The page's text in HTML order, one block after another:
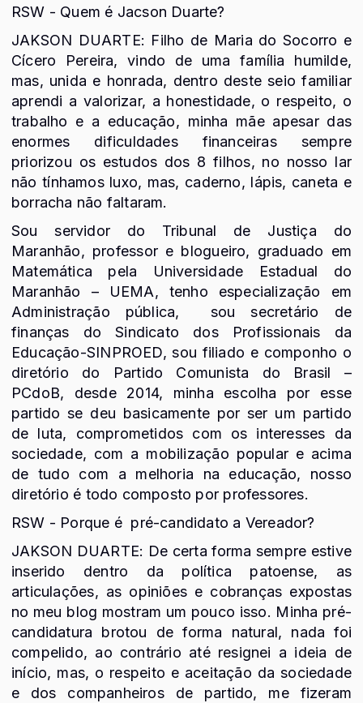
RSW - Quem é Jacson Duarte?
JAKSON DUARTE: Filho de Maria do Socorro e
Cícero Pereira, vindo de uma família humilde,
mas, unida e honrada, dentro deste seio familiar
aprendi a valorizar, a honestidade, o respeito, o
trabalho e a educação, minha mãe apesar das
enormes dificuldades financeiras sempre
priorizou os estudos dos 8 filhos, no nosso lar
não tínhamos luxo, mas, caderno, lápis, caneta e
borracha não faltaram.
Sou servidor do Tribunal de Justiça do
Maranhão, professor e blogueiro, graduado em
Matemática pela Universidade Estadual do
Maranhão – UEMA, tenho especialização em
Administração pública, sou secretário de
finanças do Sindicato dos Profissionais da
Educação-SINPROED, sou filiado e componho o
diretório do Partido Comunista do Brasil –
PCdoB, desde 2014, minha escolha por esse
partido se deu basicamente por ser um partido
de luta, comprometidos com os interesses da
sociedade, com a mobilização popular e acima
de tudo com a melhoria na educação, nosso
diretório é todo composto por professores.
RSW - Porque é pré-candidato a Vereador?
JAKSON DUARTE: De certa forma sempre estive
inserido dentro da política patoense, as
articulações, as opiniões e cobranças expostas
no meu blog mostram um pouco isso. Minha pré-
candidatura brotou de forma natural, nada foi
compelido, ao contrário até resignei a ideia de
início, mas, o respeito e aceitação da sociedade
e dos companheiros de partido, me fizeram